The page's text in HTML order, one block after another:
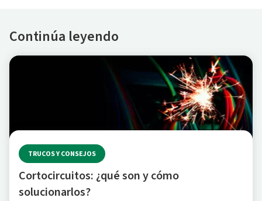
Continúa leyendo
TRUCOS Y CONSEJOS
Cortocircuitos: ¿qué son y cómo
solucionarlos?